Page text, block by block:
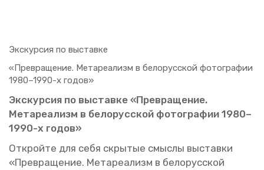
Экс­кур­сия по вы­став­ке
«Пре­вра­ще­ние. Ме­та­ре­а­лизм в бе­ло­рус­ской фо­то­гра­фии
1980–1990-х годов»
Экс­кур­сия по вы­став­ке «Пре­вра­ще­ние.
Ме­та­ре­а­лизм в бе­ло­рус­ской фо­то­гра­фии 1980–
1990-х годов»
От­крой­те для себя скры­тые смыс­лы вы­став­ки
«Пре­вра­ще­ние. Ме­та­ре­а­лизм в бе­ло­рус­ской